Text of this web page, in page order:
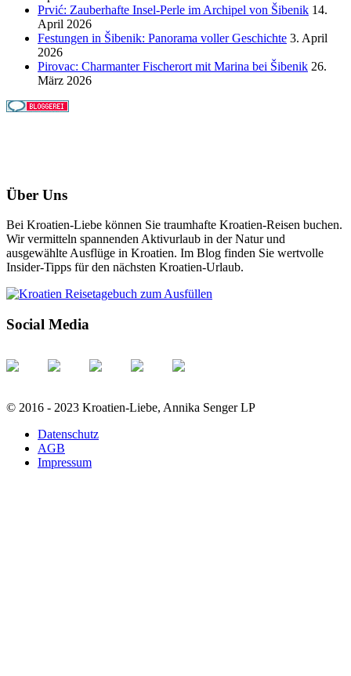
Prvić: Zauberhafte Insel-Perle im Archipel von Šibenik 14.
April 2026
Festungen in Šibenik: Panorama voller Geschichte 3. April
2026
Pirovac: Charmanter Fischerort mit Marina bei Šibenik 26.
März 2026
Über Uns
Bei Kroatien-Liebe können Sie traumhafte Kroatien-Reisen buchen.
Wir vermitteln spannenden Aktivurlaub in der Natur und
ausgewählte Ausflüge in Kroatien. Im Blog finden Sie wertvolle
Insider-Tipps für den nächsten Kroatien-Urlaub.
Social Media
© 2016 - 2023 Kroatien-Liebe, Annika Senger LP
Datenschutz
AGB
Impressum